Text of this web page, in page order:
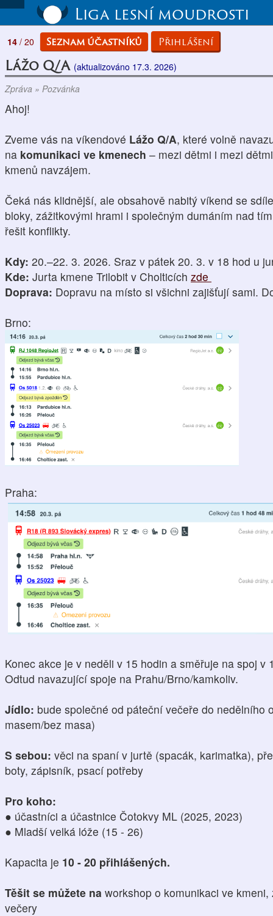
Liga lesní moudrosti
14 / 20 Seznam účastníků Přihlášení
Lážo Q/A (aktualizováno 17.3. 2026)
Zpráva » Pozvánka
Ahoj!
Zveme vás na víkendové Lážo Q/A, které volně
na komunikaci ve kmenech – mezi dětmi i mezi
kmenů navzájem.
Čeká nás klidnější, ale obsahově nabitý víkend se
bloky, zážitkovými hrami i společným dumáním nad
řešit konflikty.
Kdy: 20.–22. 3. 2026. Sraz v pátek 20. 3. v 18 hod u
Kde: Jurta kmene Trilobit v Cholticích zde
Doprava: Dopravu na místo si všichni zajišťují sami.
Brno:
Praha:
Konec akce je v neděli v 15 hodin a směřuje na spoj v
Odtud navazující spoje na Prahu/Brno/kamkoliv.
Jídlo: bude společné od páteční večeře do nedělního
masem/bez masa)
S sebou: věci na spaní v jurtě (spacák, karimatka),
boty, zápisník, psací potřeby
Pro koho:
● účastníci a účastnice Čotokvy ML (2025, 2023)
● Mladší velká lóže (15 - 26)
Kapacita je 10 - 20 přihlášených.
Těšit se můžete na workshop o komunikaci ve
večery